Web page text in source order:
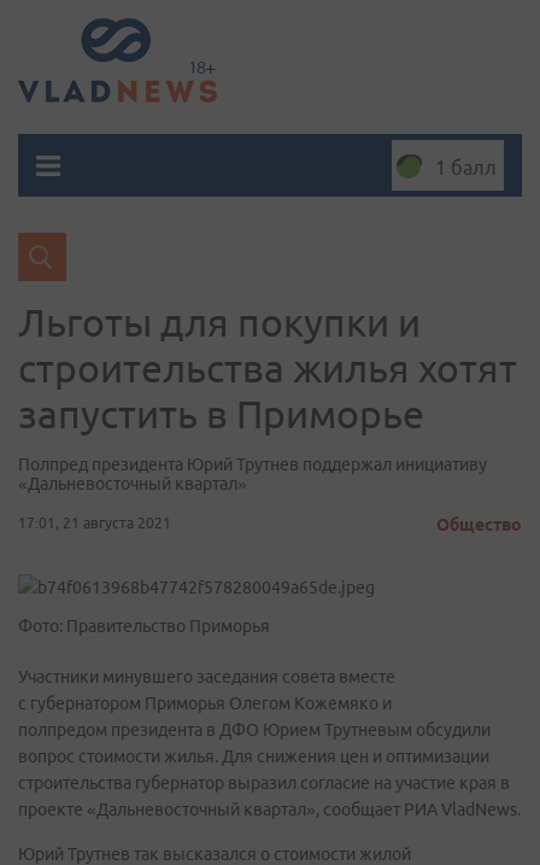
1 балл
Льготы для покупки и
строительства жилья хотят
запустить в Приморье
Полпред президента Юрий Трутнев поддержал инициативу
«Дальневосточный квартал»
17:01, 21 августа 2021 Общество
Фото: Правительство Приморья
Участники минувшего заседания совета вместе
с губернатором Приморья Олегом Кожемяко и
полпредом президента в ДФО Юрием Трутневым обсудили
вопрос стоимости жилья. Для снижения цен и оптимизации
строительства губернатор выразил согласие на участие края в
проекте «Дальневосточный квартал», сообщает РИА VladNews.
Юрий Трутнев так высказался о стоимости жилой